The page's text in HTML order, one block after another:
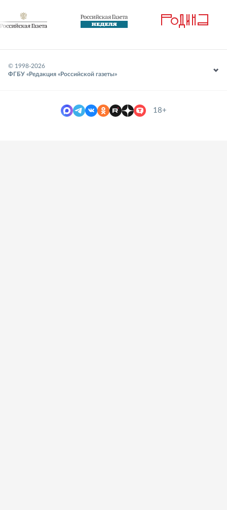
© 1998-2026
ФГБУ «Редакция «Российской газеты»
18+